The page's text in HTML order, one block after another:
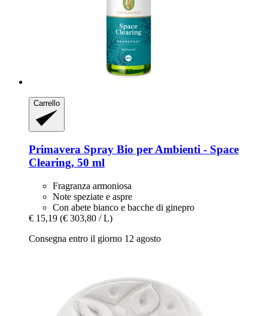
Carrello
Primavera Spray Bio per Ambienti -​ Space
Clearing, 50 ml
Fragranza armoniosa
Note speziate e aspre
Con abete bianco e bacche di ginepro
€ 15,19 (€ 303,80 / L)
Consegna entro il giorno 12 agosto